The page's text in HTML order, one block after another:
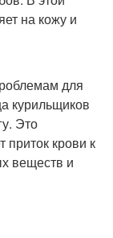
на кожу и
для
курильщиков
Это
приток крови к
веществ и